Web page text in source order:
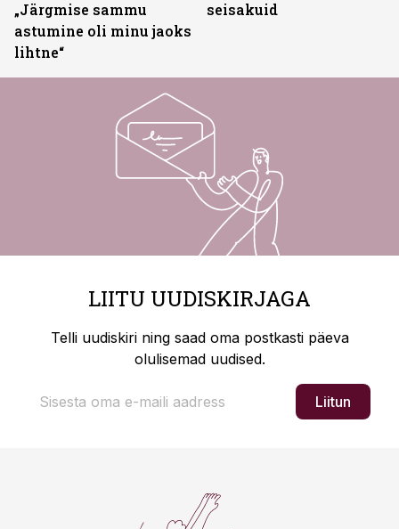
„Järgmise sammu
astumine oli minu jaoks
lihtne“
seisakuid
LIITU UUDISKIRJAGA
Telli uudiskiri ning saad oma postkasti päeva
olulisemad uudised.
Liitun